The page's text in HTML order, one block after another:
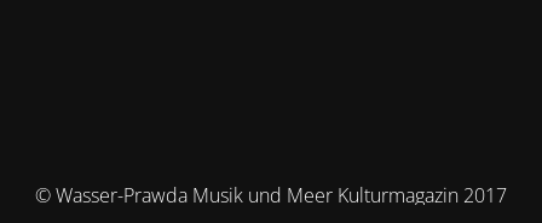
© Wasser-Prawda Musik und Meer Kulturmagazin 2017